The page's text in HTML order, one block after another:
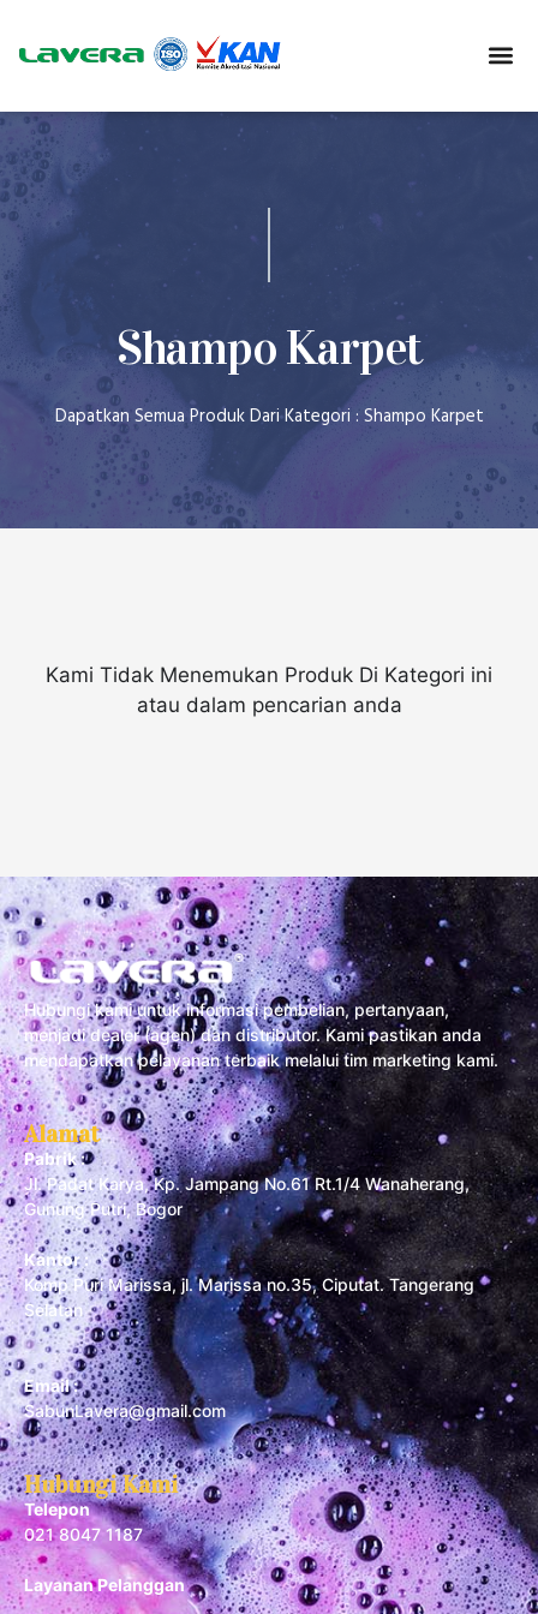
Shampo Karpet
Dapatkan Semua Produk Dari Kategori : Shampo Karpet
Kami Tidak Menemukan Produk Di Kategori ini
atau dalam pencarian anda
Hubungi kami untuk informasi pembelian, pertanyaan,
menjadi dealer (agen) dan distributor. Kami pastikan anda
mendapatkan pelayanan terbaik melalui tim marketing kami.
Alamat
Pabrik :
Jl. Padat Karya, Kp. Jampang No.61 Rt.1/4 Wanaherang,
Gunung Putri, Bogor
Kantor :
Komp Puri Marissa, jl. Marissa no.35, Ciputat. Tangerang
Selatan
Email :
SabunLavera@gmail.com
Hubungi Kami
Telepon
021 8047 1187
Layanan Pelanggan